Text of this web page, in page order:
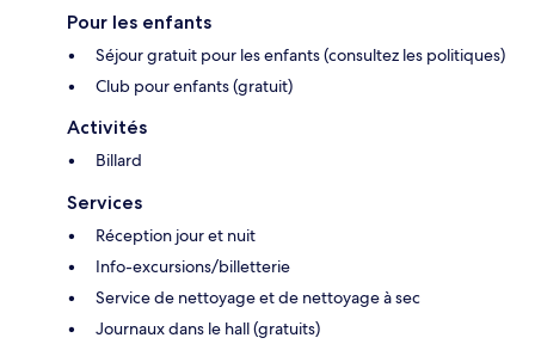
Pour les enfants
Séjour gratuit pour les enfants (consultez les politiques)
Club pour enfants (gratuit)
Activités
Billard
Services
Réception jour et nuit
Info-excursions/billetterie
Service de nettoyage et de nettoyage à sec
Journaux dans le hall (gratuits)